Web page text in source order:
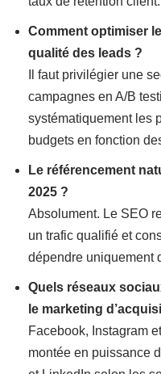
Comment optimiser
qualité des leads ?
Il faut privilégier une
campagnes en A/B
systématiquement les
budgets en fonction
Le référencement
2025 ?
Absolument. Le SEO
un trafic qualifié et
dépendre uniquement
Quels réseaux
le marketing
Facebook, Instagram
montée en puissance